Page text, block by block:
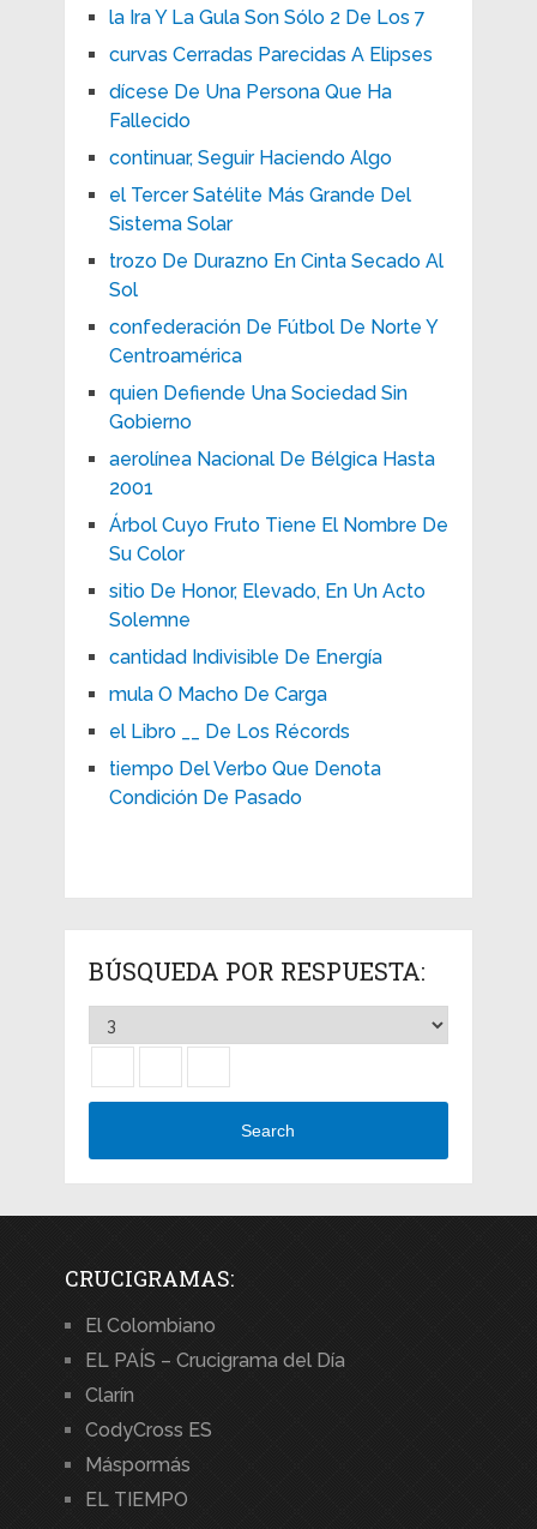
la Ira Y La Gula Son Sólo 2 De Los 7
curvas Cerradas Parecidas A Elipses
dícese De Una Persona Que Ha
Fallecido
continuar, Seguir Haciendo Algo
el Tercer Satélite Más Grande Del
Sistema Solar
trozo De Durazno En Cinta Secado Al
Sol
confederación De Fútbol De Norte Y
Centroamérica
quien Defiende Una Sociedad Sin
Gobierno
aerolínea Nacional De Bélgica Hasta
2001
Árbol Cuyo Fruto Tiene El Nombre De
Su Color
sitio De Honor, Elevado, En Un Acto
Solemne
cantidad Indivisible De Energía
mula O Macho De Carga
el Libro __ De Los Récords
tiempo Del Verbo Que Denota
Condición De Pasado
BÚSQUEDA POR RESPUESTA:
Search
CRUCIGRAMAS:
El Colombiano
EL PAÍS – Crucigrama del Día
Clarín
CodyCross ES
Máspormás
EL TIEMPO